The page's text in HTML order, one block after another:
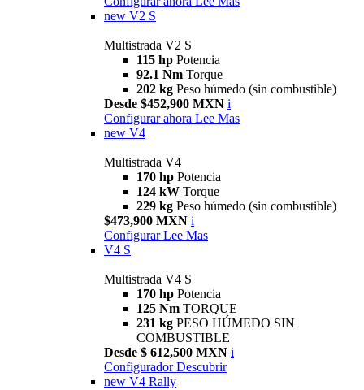
new V2 S
Multistrada V2 S
115 hp Potencia
92.1 Nm Torque
202 kg Peso húmedo (sin combustible)
Desde $452,900 MXN i
Configurar ahora Lee Mas
new V4
Multistrada V4
170 hp Potencia
124 kW Torque
229 kg Peso húmedo (sin combustible)
$473,900 MXN i
Configurar Lee Mas
V4 S
Multistrada V4 S
170 hp Potencia
125 Nm TORQUE
231 kg PESO HÚMEDO SIN
COMBUSTIBLE
Desde $ 612,500 MXN i
Configurador Descubrir
new V4 Rally